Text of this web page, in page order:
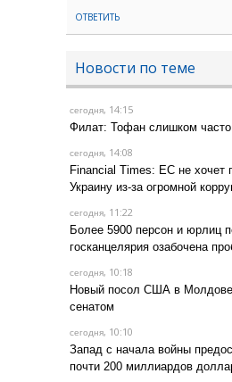
ОТВЕТИТЬ
Новости по теме
сегодня, 14:15
Филат: Тофан слишком часто
сегодня, 14:08
Financial Times: ЕС не хочет
Украину из-за огромной
сегодня, 11:22
Более 5900 персон и юрлиц
госканцелярия озабочена
сегодня, 10:18
Новый посол США в
сенатом
сегодня, 10:10
Запад с начала войны
почти 200 миллиардов